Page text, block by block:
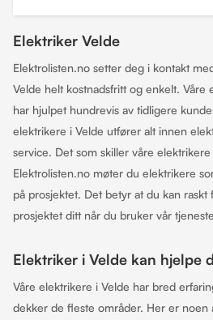
Elektriker Velde
Elektrolisten.no setter deg i kontakt
Velde helt kostnadsfritt og enkelt.
har hjulpet hundrevis av tidligere
elektrikere i Velde utfører alt innen
service. Det som skiller våre
Elektrolisten.no møter du elektrikere
på prosjektet. Det betyr at du kan raskt
prosjektet ditt når du bruker vår
Elektriker i Velde kan hjelpe
Våre elektrikere i Velde har bred
dekker de fleste områder. Her er noen